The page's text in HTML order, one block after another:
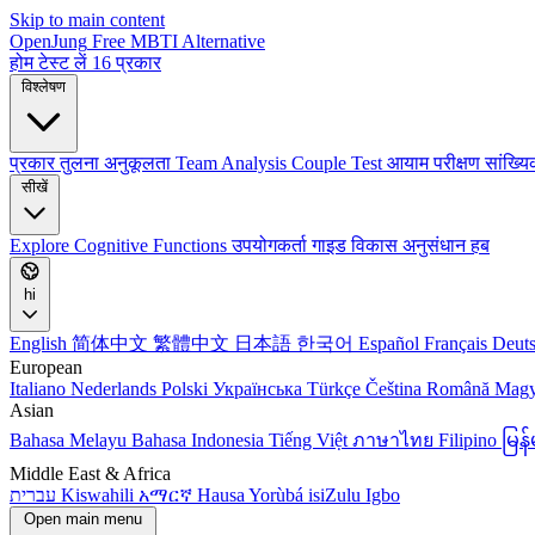
Skip to main content
OpenJung Free MBTI Alternative
होमटेस्ट लें 16 प्रकार
प्रकार तुलना अनुकूलता Team Analysis Couple Test आयाम परीक्षण
सीखें
Explore Cognitive Functionsउपयोगकर्ता गाइडविकास अनुसंधान हब
hi
English 简体中文 繁體中文 日本語 한국어 Español Français
European
Italiano Nederlands Polski Українська Türkçe Čeština Română
Asian
Bahasa Melayu Bahasa Indonesia Tiếng Việt ภาษาไทย Filipino မ
Middle East & Africa
Kiswahili አማርኛ Hausa Yorùbá isiZulu Igbo
Open main menu